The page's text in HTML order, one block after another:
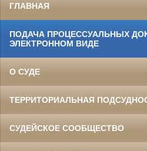
ГЛАВНАЯ
ПОДАЧА ПРОЦЕССУАЛЬНЫХ
ЭЛЕКТРОННОМ ВИДЕ
О СУДЕ
ТЕРРИТОРИАЛЬНАЯ
СУДЕЙСКОЕ СООБЩЕСТВО